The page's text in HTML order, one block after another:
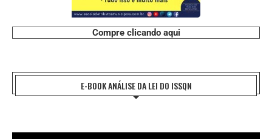
Compre clicando aqui
E-BOOK ANÁLISE DA LEI DO ISSQN